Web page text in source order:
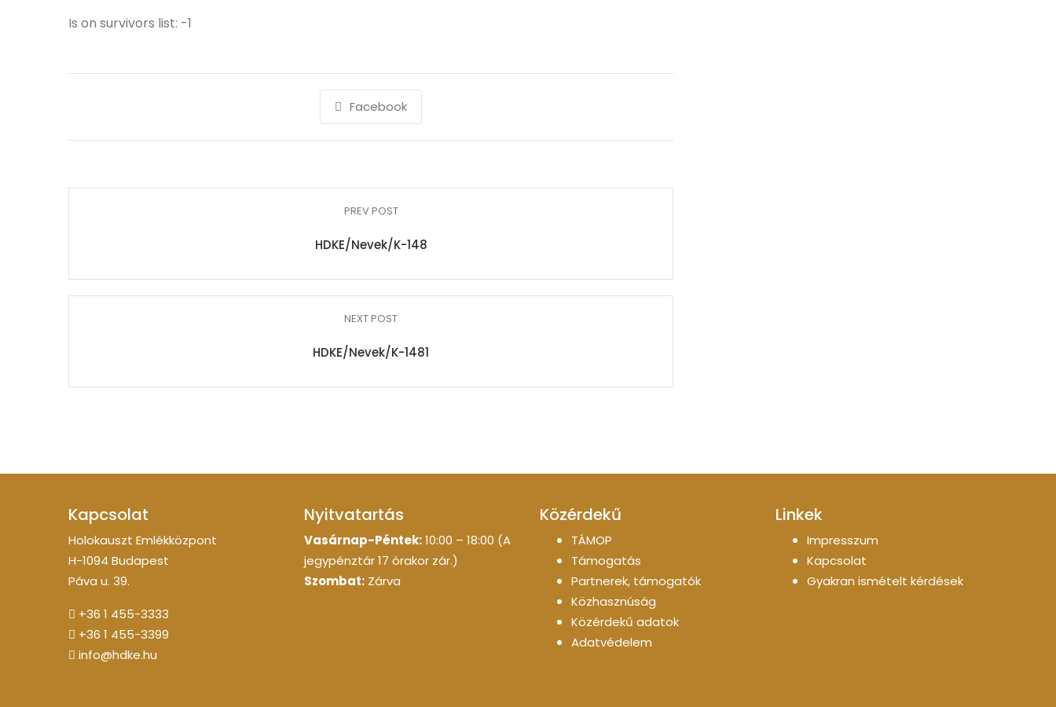
Is on survivors list: -1
Facebook
PREV POST
HDKE/Nevek/K-148
NEXT POST
HDKE/Nevek/K-1481
Kapcsolat
Holokauszt Emlékközpont
H-1094 Budapest
Páva u. 39.
+36 1 455-3333
+36 1 455-3399
info@hdke.hu
Nyitvatartás
Vasárnap-Péntek:10:00 – 18:00 (A
jegypénztár 17 órakor zár.)
Szombat: Zárva
Közérdekű
TÁMOP
Támogatás
Partnerek, támogatók
Közhasznúság
Közérdekű adatok
Adatvédelem
Linkek
Impresszum
Kapcsolat
Gyakran ismételt kérdések